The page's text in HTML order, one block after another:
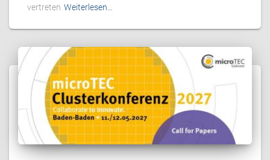
vertreten Weiterlesen…